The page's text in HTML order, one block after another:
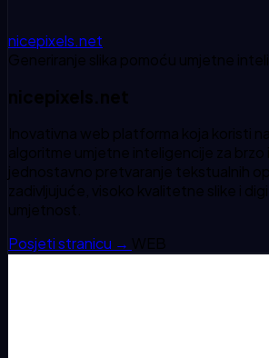
nicepixels.net
Generiranje slika pomoću umjetne
nicepixels.net
Inovativna web platforma koja koristi
algoritme umjetne inteligencije za brzo i
jednostavno pretvaranje tekstualnih
zadivljujuće, visoko kvalitetne slike i
umjetnost.
Posjeti stranicu → WEB